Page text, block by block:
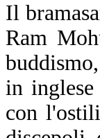
Il
Ram
in
con